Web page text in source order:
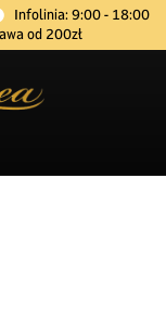
Infolinia: 9:00 - 18:00
od 200zł